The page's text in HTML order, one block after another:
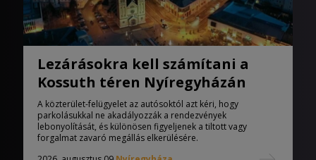
Lezárásokra kell számítani a
Kossuth téren Nyíregyházán
A közterület-felügyelet az autósoktól azt kéri, hogy
parkolásukkal ne akadályozzák a rendezvények
lebonyolítását, és különösen figyeljenek a tiltott vagy
forgalmat zavaró megállás elkerülésére.